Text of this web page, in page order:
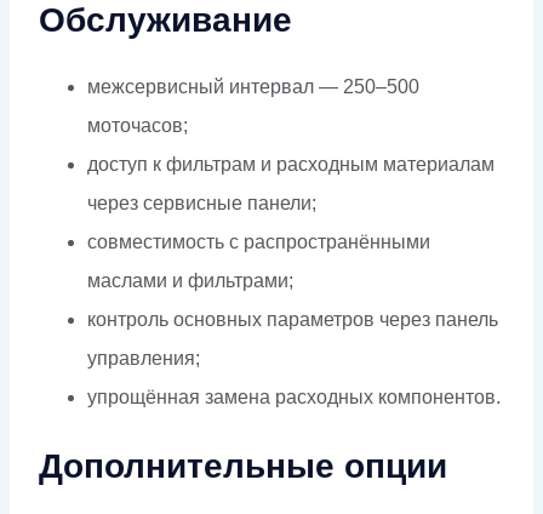
Обслуживание
межсервисный интервал — 250–500
моточасов;
доступ к фильтрам и расходным материалам
через сервисные панели;
совместимость с распространёнными
маслами и фильтрами;
контроль основных параметров через панель
управления;
упрощённая замена расходных компонентов.
Дополнительные опции